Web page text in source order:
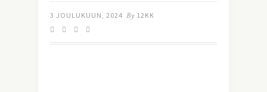
3 JOULUKUUN, 2024 By 12KK